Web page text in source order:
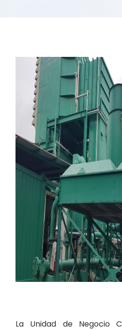
La Unidad de Negocio